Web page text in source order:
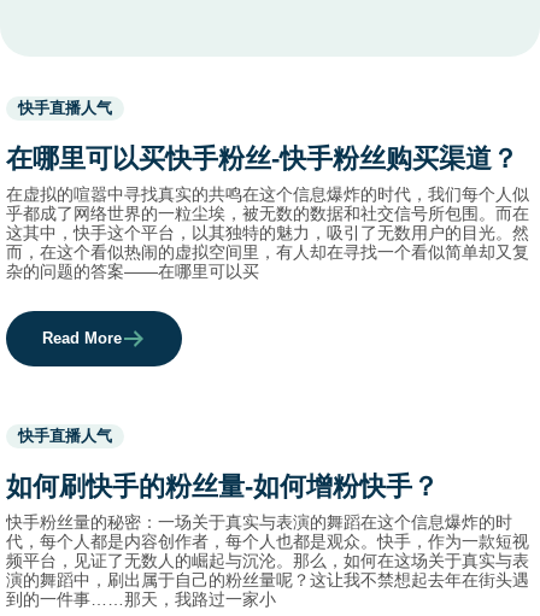
Used
before
names.
快手直播人气
在哪里可以买快手粉丝-快手粉丝购买渠道？
在虚拟的喧嚣中寻找真实的共鸣在这个信息爆炸的时代，我们每个人似
乎都成了网络世界的一粒尘埃，被无数的数据和社交信号所包围。而在
这其中，快手这个平台，以其独特的魅力，吸引了无数用户的目光。然
而，在这个看似热闹的虚拟空间里，有人却在寻找一个看似简单却又复
杂的问题的答案——在哪里可以买
Read More
Used
before
names.
快手直播人气
如何刷快手的粉丝量-如何增粉快手？
快手粉丝量的秘密：一场关于真实与表演的舞蹈在这个信息爆炸的时
代，每个人都是内容创作者，每个人也都是观众。快手，作为一款短视
频平台，见证了无数人的崛起与沉沦。那么，如何在这场关于真实与表
演的舞蹈中，刷出属于自己的粉丝量呢？这让我不禁想起去年在街头遇
到的一件事……那天，我路过一家小